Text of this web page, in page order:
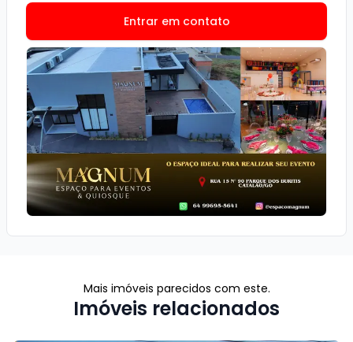
Entrar em contato
Mais imóveis parecidos com este.
Imóveis relacionados